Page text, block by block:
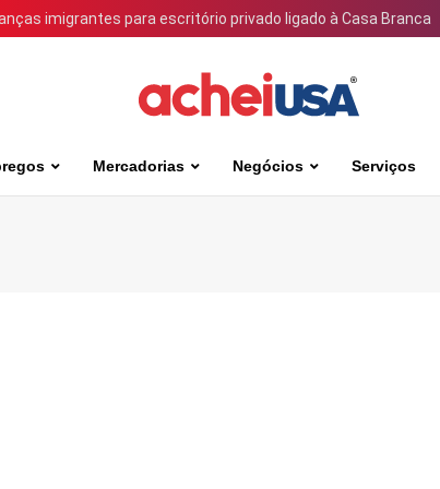
imigrantes para escritório privado ligado à Casa Branca
Mercadorias Negócios Serviços